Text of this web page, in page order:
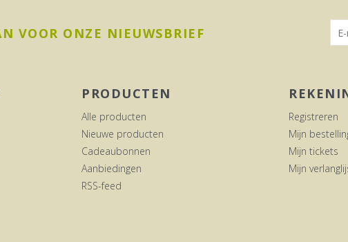
VOOR ONZE NIEUWSBRIEF
PRODUCTEN
Alle producten
Nieuwe producten
Cadeaubonnen
Aanbiedingen
RSS-feed
Registreren
Mijn
Mijn tickets
Mijn